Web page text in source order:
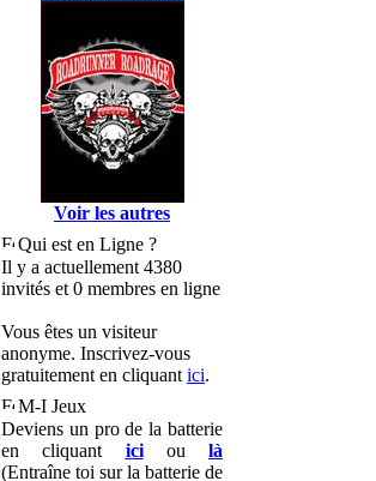
Voir les autres
Qui est en Ligne ?
Il y a actuellement 4380
invités et 0 membres en ligne
Vous êtes un visiteur
anonyme. Inscrivez-vous
gratuitement en cliquant ici.
M-I Jeux
Deviens un pro de la batterie
en cliquant iciou là
(Entraîne toi sur la batterie de